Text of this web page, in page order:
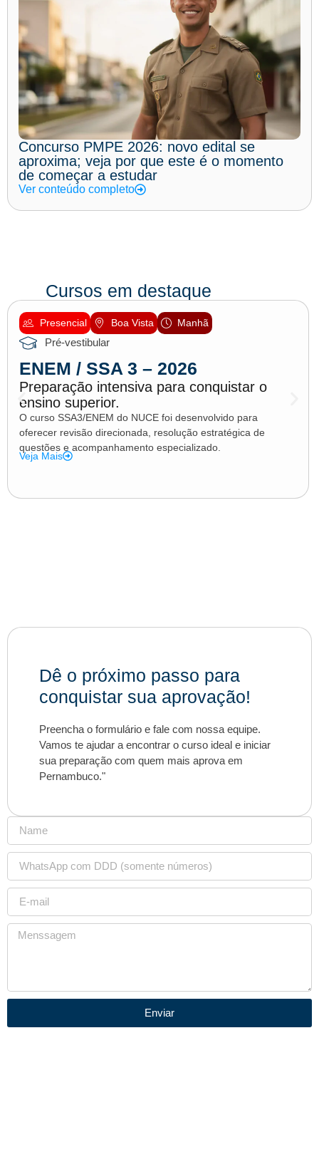
Concurso PMPE 2026: novo edital se
aproxima; veja por que este é o momento
de começar a estudar
Ver conteúdo completo
Cursos em destaque
Presencial Boa Vista Manhã
Pré-vestibular
ENEM / SSA 3 – 2026
Preparação intensiva para conquistar o
ensino superior.
O curso SSA3/ENEM do NUCE foi desenvolvido para
oferecer revisão direcionada, resolução estratégica de
questões e acompanhamento especializado.
Veja Mais
Dê o próximo passo para
conquistar sua aprovação!
Preencha o formulário e fale com nossa equipe.
Vamos te ajudar a encontrar o curso ideal e iniciar
sua preparação com quem mais aprova em
Pernambuco."
Enviar